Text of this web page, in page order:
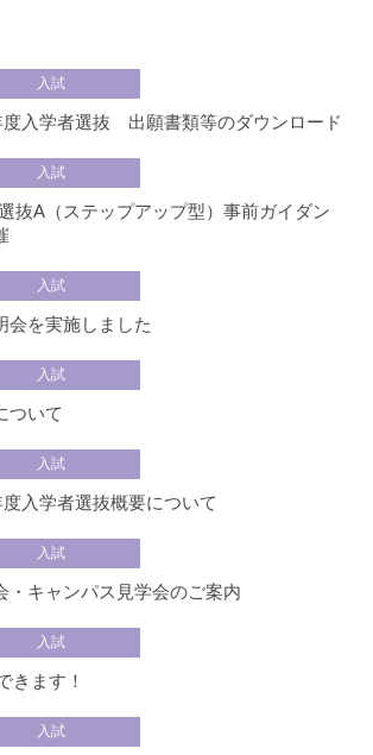
入試
度入学者選抜 出願書類等のダウンロード
入試
抜A（ステップアップ型）事前ガイダン
入試
会を実施しました
入試
ついて
入試
入学者選抜概要について
入試
・キャンパス見学会のご案内
入試
きます！
入試